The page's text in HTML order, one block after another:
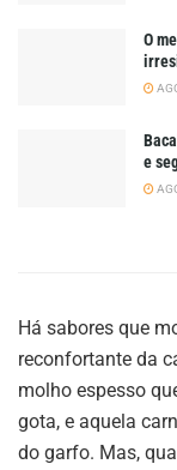
O
e
Há sabores que
reconfortante da
molho espesso
gota, e aquela
do garfo. Mas,